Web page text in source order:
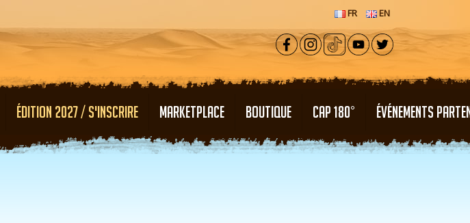
FR EN
ÉDITION 2027 / S'INSCRIRE MARKETPLACE BOUTIQUE CAP 180° ÉVÉNEMENTS